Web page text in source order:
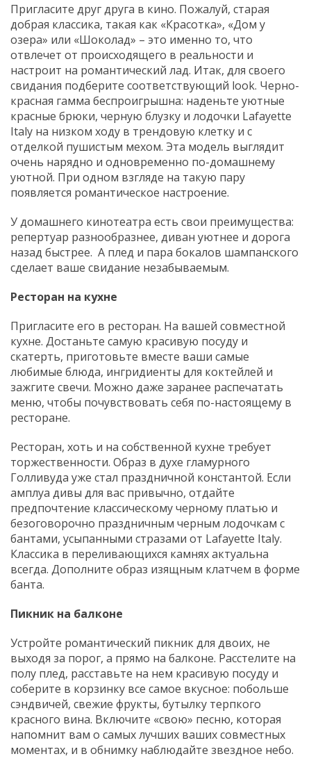
Пригласите друг друга в кино. Пожалуй, старая
добрая классика, такая как «Красотка», «Дом у
озера» или «Шоколад» – это именно то, что
отвлечет от происходящего в реальности и
настроит на романтический лад. Итак, для своего
свидания подберите соответствующий look. Черно-
красная гамма беспроигрышна: наденьте уютные
красные брюки, черную блузку и лодочки Lafayette
Italy на низком ходу в трендовую клетку и с
отделкой пушистым мехом. Эта модель выглядит
очень нарядно и одновременно по-домашнему
уютной. При одном взгляде на такую пару
появляется романтическое настроение.
У домашнего кинотеатра есть свои преимущества:
репертуар разнообразнее, диван уютнее и дорога
назад быстрее. А плед и пара бокалов шампанского
сделает ваше свидание незабываемым.
Ресторан на кухне
Пригласите его в ресторан. На вашей совместной
кухне. Достаньте самую красивую посуду и
скатерть, приготовьте вместе ваши самые
любимые блюда, ингридиенты для коктейлей и
зажгите свечи. Можно даже заранее распечатать
меню, чтобы почувствовать себя по-настоящему в
ресторане.
Ресторан, хоть и на собственной кухне требует
торжественности. Образ в духе гламурного
Голливуда уже стал праздничной константой. Если
амплуа дивы для вас привычно, отдайте
предпочтение классическому черному платью и
безоговорочно праздничным черным лодочкам с
бантами, усыпанными стразами от Lafayette Italy.
Классика в переливающихся камнях актуальна
всегда. Дополните образ изящным клатчем в форме
банта.
Пикник на балконе
Устройте романтический пикник для двоих, не
выходя за порог, а прямо на балконе. Расстелите на
полу плед, расставьте на нем красивую посуду и
соберите в корзинку все самое вкусное: побольше
сэндвичей, свежие фрукты, бутылку терпкого
красного вина. Включите «свою» песню, которая
напомнит вам о самых лучших ваших совместных
моментах, и в обнимку наблюдайте звездное небо.